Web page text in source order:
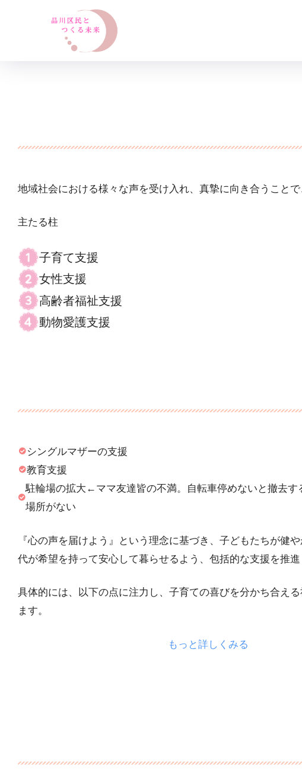
地域社会における様々な声を受け入れ、真摯に向き合うこと
主たる柱
子育て支援
女性支援
高齢者福祉支援
動物愛護支援
シングルマザーの支援
教育支援
駐輪場の拡大←ママ友達皆の不満。自転車停めないと撤去す
場所がない
『心の声を届けよう』という理念に基づき、子どもたちが健
代が希望を持って安心して暮らせるよう、包括的な支援を推進
具体的には、以下の点に注力し、子育ての喜びを分かち合え
ます。
もっと詳しくみる